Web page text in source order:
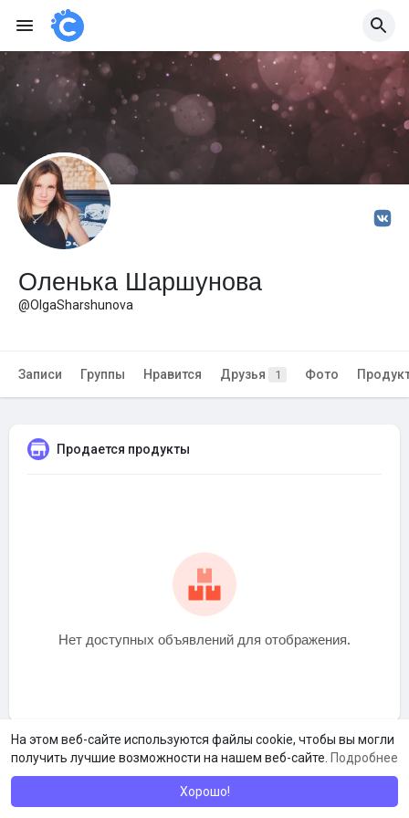
На этом веб-сайте используются файлы cookie, чтобы вы могли
получить лучшие возможности на нашем веб-сайте. Подробнее
Хорошо!
Оленька Шаршунова
@OlgaSharshunova
Записи Группы Нравится Друзья 1 Фото
Продается продукты
Нет доступных объявлений для отображения.